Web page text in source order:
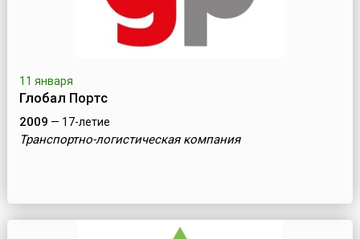
11 января
Глобал Портс
2009 — 17-летие
Транспортно-логистическая компания